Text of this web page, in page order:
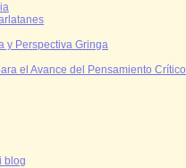
y Perspectiva Gringa
el Avance del Pensamiento Crítico
blog